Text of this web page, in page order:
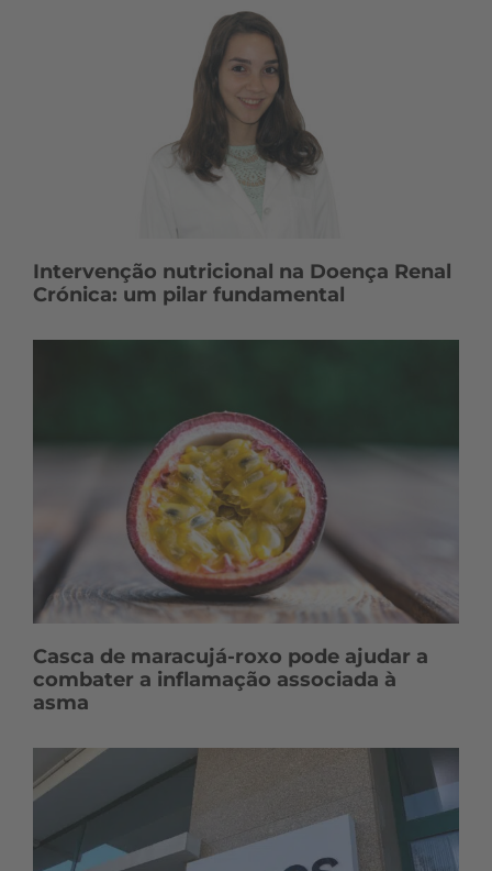
Intervenção nutricional na Doença Renal
Crónica: um pilar fundamental
Casca de maracujá-roxo pode ajudar a
combater a inflamação associada à
asma